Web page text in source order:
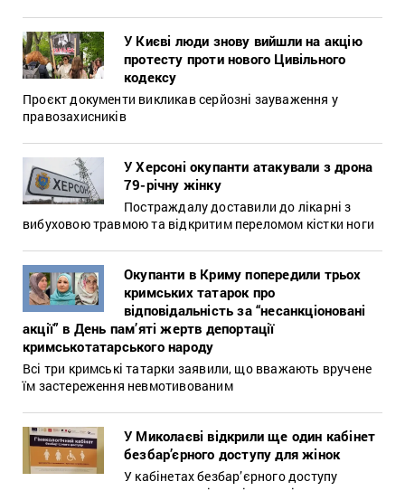
У Києві люди знову вийшли на акцію
протесту проти нового Цивільного
кодексу
Проєкт документи викликав серйозні зауваження у
правозахисників
У Херсоні окупанти атакували з дрона
79-річну жінку
Постраждалу доставили до лікарні з
вибуховою травмою та відкритим переломом кістки ноги
Окупанти в Криму попередили трьох
кримських татарок про
відповідальність за “несанкціоновані
акції” в День пам’яті жертв депортації
кримськотатарського народу
Всі три кримські татарки заявили, що вважають вручене
їм застереження невмотивованим
У Миколаєві відкрили ще один кабінет
безбар’єрного доступу для жінок
У кабінетах безбар’єрного доступу